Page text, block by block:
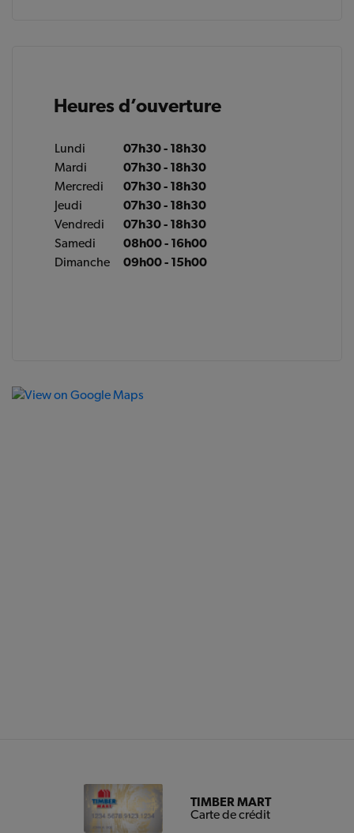
Heures d’ouverture
Lundi
07h30 - 18h30
Mardi
07h30 - 18h30
Mercredi
07h30 - 18h30
Jeudi
07h30 - 18h30
Vendredi
07h30 - 18h30
Samedi
08h00 - 16h00
Dimanche
09h00 - 15h00
TIMBER MART
Carte de crédit